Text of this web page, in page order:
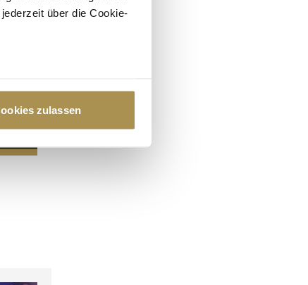
über die Cookie-
im
anbieten zu können
diese Informationen
Rahmen Ihrer Nutzung
zulassen